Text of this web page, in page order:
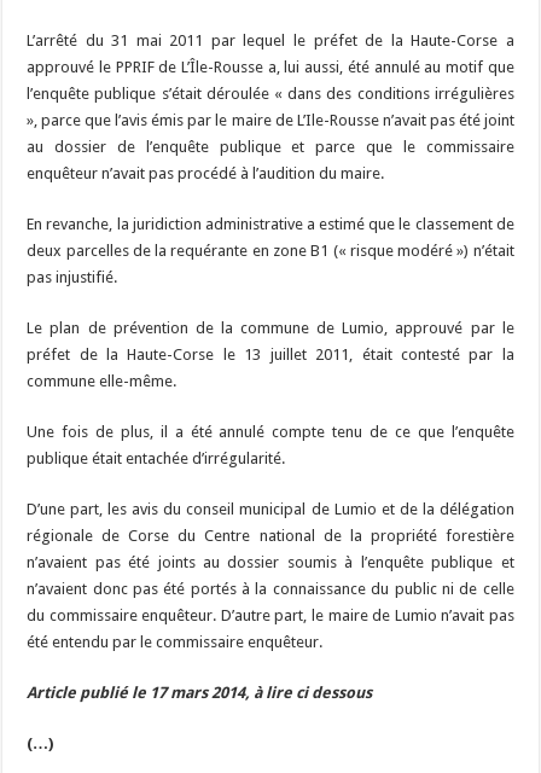
L’arrêté du 31 mai 2011 par lequel le préfet de la Haute-Corse a
approuvé le PPRIF de L’Île-Rousse a, lui aussi, été annulé au motif que
l’enquête publique s’était déroulée « dans des conditions irrégulières
», parce que l’avis émis par le maire de L’Ile-Rousse n’avait pas été joint
au dossier de l’enquête publique et parce que le commissaire
enquêteur n’avait pas procédé à l’audition du maire.
En revanche, la juridiction administrative a estimé que le classement de
deux parcelles de la requérante en zone B1 (« risque modéré ») n’était
pas injustifié.
Le plan de prévention de la commune de Lumio, approuvé par le
préfet de la Haute-Corse le 13 juillet 2011, était contesté par la
commune elle-même.
Une fois de plus, il a été annulé compte tenu de ce que l’enquête
publique était entachée d’irrégularité.
D’une part, les avis du conseil municipal de Lumio et de la délégation
régionale de Corse du Centre national de la propriété forestière
n’avaient pas été joints au dossier soumis à l’enquête publique et
n’avaient donc pas été portés à la connaissance du public ni de celle
du commissaire enquêteur. D’autre part, le maire de Lumio n’avait pas
été entendu par le commissaire enquêteur.
Article publié le 17 mars 2014, à lire ci dessous
(…)